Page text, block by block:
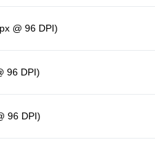
@ 96 DPI)
96 DPI)
96 DPI)